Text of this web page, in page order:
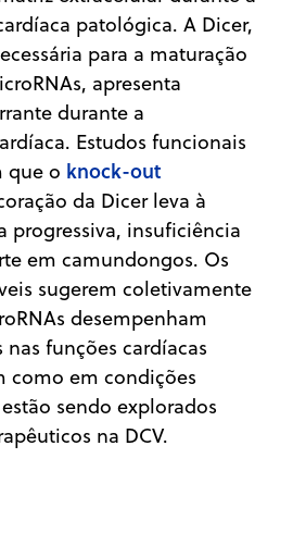
patológica. A Dicer,
para a maturação
apresenta
durante a
Estudos funcionais
que o knock-out
da Dicer leva à
progressiva, insuficiência
em camundongos. Os
sugerem coletivamente
desempenham
nas funções cardíacas
como em condições
sendo explorados
na DCV.